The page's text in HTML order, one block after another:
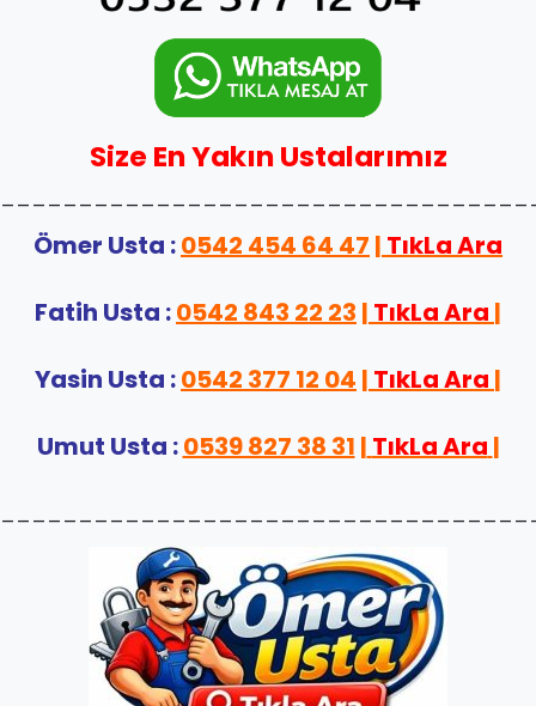
Size En Yakın Ustalarımız
Ömer Usta :0542 454 64 47 | TıkLa Ara
Fatih Usta :0542 843 22 23 | TıkLa Ara |
Yasin Usta :0542 377 12 04 | TıkLa Ara |
Umut Usta :0539 827 38 31 | TıkLa Ara |